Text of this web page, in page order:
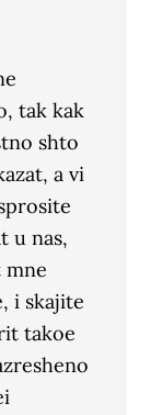
tak kak
shto
a vi
u nas,
mne
i skajite
takoe